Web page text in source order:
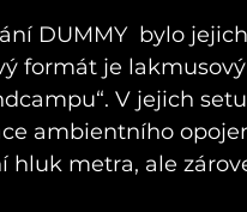
DUMMY  bylo
formát je
V jejich
ambientního
metra, ale